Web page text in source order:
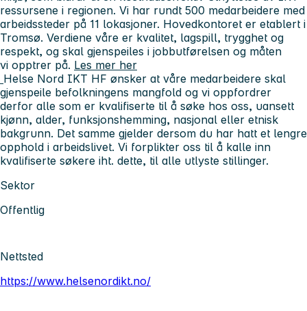
ressursene i regionen. Vi har rundt 500 medarbeidere med
arbeidssteder på 11 lokasjoner. Hovedkontoret er etablert i
Tromsø. Verdiene våre er kvalitet, lagspill, trygghet og
respekt, og skal gjenspeiles i jobbutførelsen og måten
vi opptrer på. Les mer her
Helse Nord IKT HF ønsker at våre medarbeidere skal
gjenspeile befolkningens mangfold og vi oppfordrer
derfor alle som er kvalifiserte til å søke hos oss, uansett
kjønn, alder, funksjonshemming, nasjonal eller etnisk
bakgrunn. Det samme gjelder dersom du har hatt et lengre
opphold i arbeidslivet. Vi forplikter oss til å kalle inn
kvalifiserte søkere iht. dette, til alle utlyste stillinger.
Sektor
Offentlig
Nettsted
https://www.helsenordikt.no/